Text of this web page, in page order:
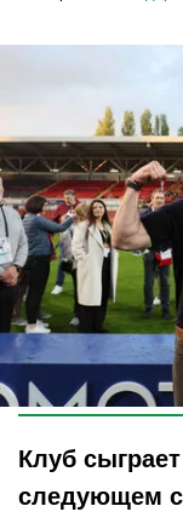
Клуб
следующем